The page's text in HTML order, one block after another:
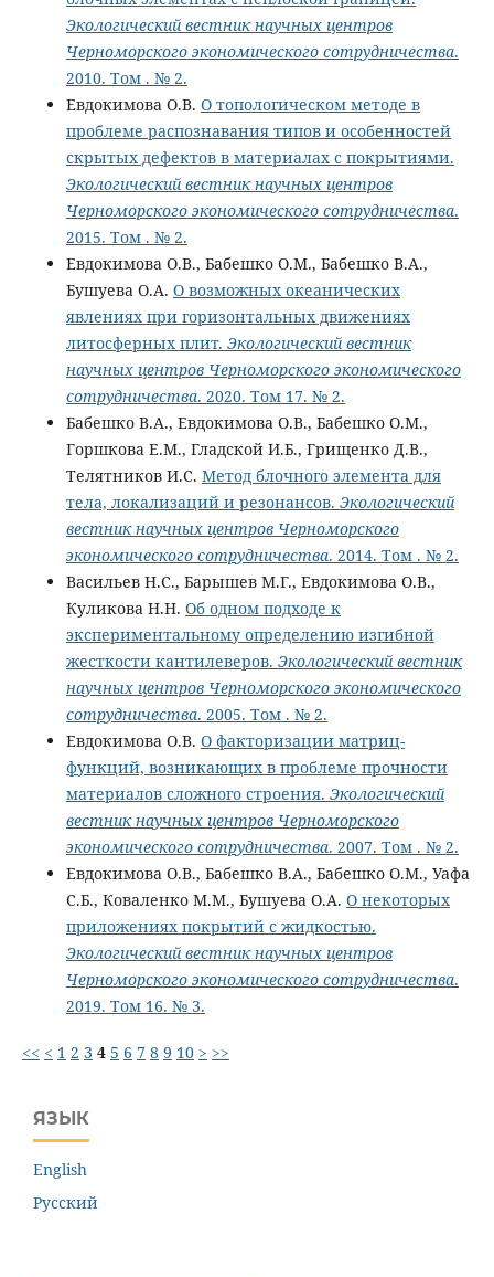
Экологический вестник научных центров
Черноморского экономического сотрудничества.
2010. Том . № 2.
Евдокимова О.В. О топологическом методе в
проблеме распознавания типов и особенностей
скрытых дефектов в материалах с покрытиями.
Экологический вестник научных центров
Черноморского экономического сотрудничества.
2015. Том . № 2.
Евдокимова О.В., Бабешко О.М., Бабешко В.А.,
Бушуева О.А. О возможных океанических
явлениях при горизонтальных движениях
литосферных плит. Экологический вестник
научных центров Черноморского экономического
сотрудничества. 2020. Том 17. № 2.
Бабешко В.А., Евдокимова О.В., Бабешко О.М.,
Горшкова Е.М., Гладской И.Б., Грищенко Д.В.,
Телятников И.С. Метод блочного элемента для
тела, локализаций и резонансов. Экологический
вестник научных центров Черноморского
экономического сотрудничества. 2014. Том . № 2.
Васильев Н.С., Барышев М.Г., Евдокимова О.В.,
Куликова Н.Н. Об одном подходе к
экспериментальному определению изгибной
жесткости кантилеверов. Экологический вестник
научных центров Черноморского экономического
сотрудничества. 2005. Том . № 2.
Евдокимова О.В. О факторизации матриц-
функций, возникающих в проблеме прочности
материалов сложного строения. Экологический
вестник научных центров Черноморского
экономического сотрудничества. 2007. Том . № 2.
Евдокимова О.В., Бабешко В.А., Бабешко О.М., Уафа
С.Б., Коваленко М.М., Бушуева О.А. О некоторых
приложениях покрытий с жидкостью.
Экологический вестник научных центров
Черноморского экономического сотрудничества.
2019. Том 16. № 3.
<< < 1 2 3 4 5 6 7 8 9 10 > >>
ЯЗЫК
English
Русский